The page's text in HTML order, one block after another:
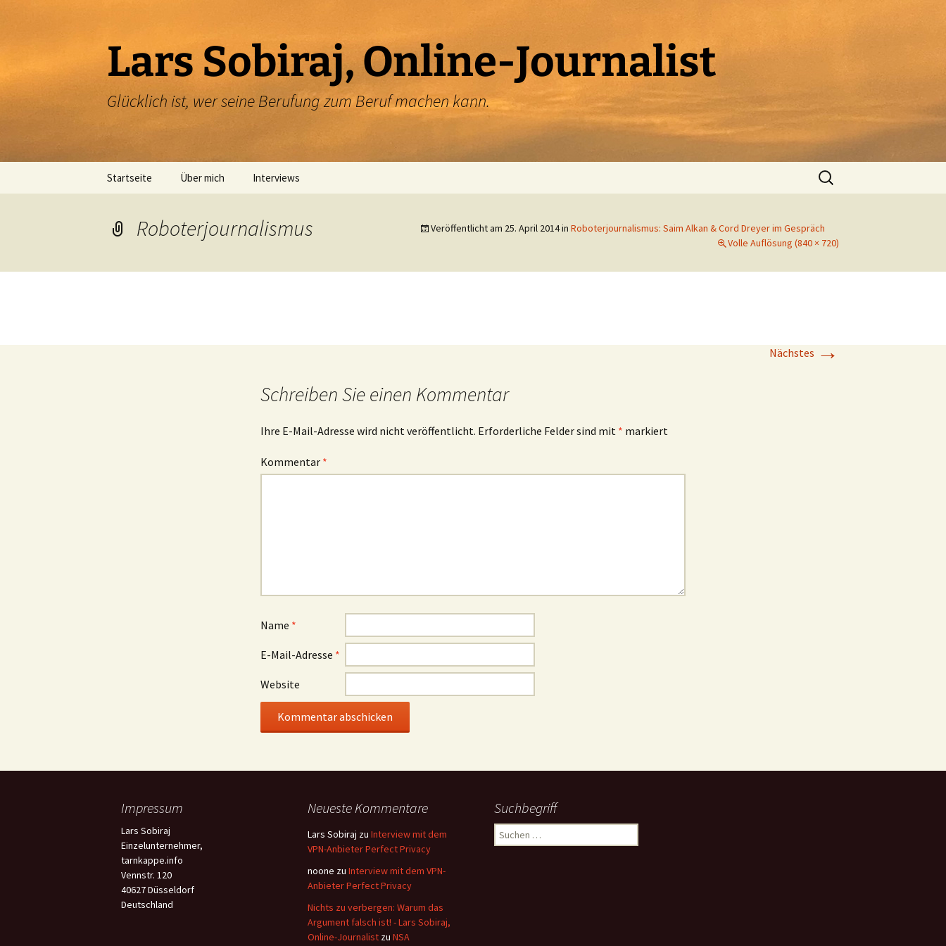
Lars Sobiraj, Online-Journalist
Glücklich ist, wer seine Berufung zum Beruf machen kann.
Startseite Über mich Interviews
Suchen
nach:
Roboterjournalismus Veröffentlicht am 25. April 2014in Roboterjournalismus: Saim Alkan & Cord Dreyer im Gespräch
Volle Auflösung (840 × 720)
Nächstes →
Schreiben Sie einen Kommentar
Ihre E-Mail-Adresse wird nicht veröffentlicht. Erforderliche Felder sind mit * markiert
Kommentar *
Name *
E-Mail-Adresse *
Website
Impressum
Lars Sobiraj
Einzelunternehmer,
tarnkappe.info
Vennstr. 120
40627 Düsseldorf
Deutschland
Neueste Kommentare
Lars Sobiraj zu Interview mit dem
VPN-Anbieter Perfect Privacy
noone zu Interview mit dem VPN-
Anbieter Perfect Privacy
Nichts zu verbergen: Warum das
Argument falsch ist! - Lars Sobiraj,
Online-Journalist zu NSA
Suchbegriff
Suchen
nach: